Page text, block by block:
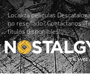
Localiza películas
no reseñado? Contáctanos -
títulos disponibles!